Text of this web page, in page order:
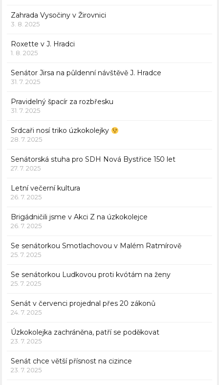
Zahrada Vysočiny v Žirovnici
3. 8. 2025
Roxette v J. Hradci
1. 8. 2025
Senátor Jirsa na půldenní návštěvě J. Hradce
31. 7. 2025
Pravidelný špacír za rozbřesku
31. 7. 2025
Srdcaři nosí triko úzkokolejky
28. 7. 2025
Senátorská stuha pro SDH Nová Bystřice 150 let
27. 7. 2025
Letní večerní kultura
26. 7. 2025
Brigádničili jsme v Akci Z na úzkokolejce
26. 7. 2025
Se senátorkou Smotlachovou v Malém Ratmírově
25. 7. 2025
Se senátorkou Ludkovou proti kvótám na ženy
25. 7. 2025
Senát v červenci projednal přes 20 zákonů
24. 7. 2025
Úzkokolejka zachráněna, patří se poděkovat
23. 7. 2025
Senát chce větší přísnost na cizince
23. 7. 2025